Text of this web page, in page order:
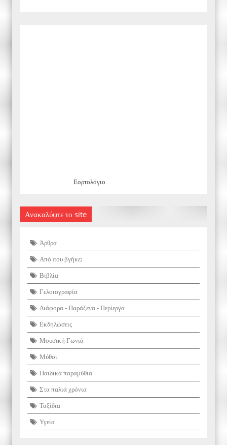
Εορτολόγιο
Ανακαλύψτε το site
Άρθρα
Από που βγήκε;
Βιβλία
Γελοιογραφία
Διάφορα - Παράξενα - Περίεργα
Εκδηλώσεις
Μουσική Γωνιά
Μύθοι
Παιδικά παραμύθια
Στα παλιά χρόνια
Ταξίδια
Υγεία